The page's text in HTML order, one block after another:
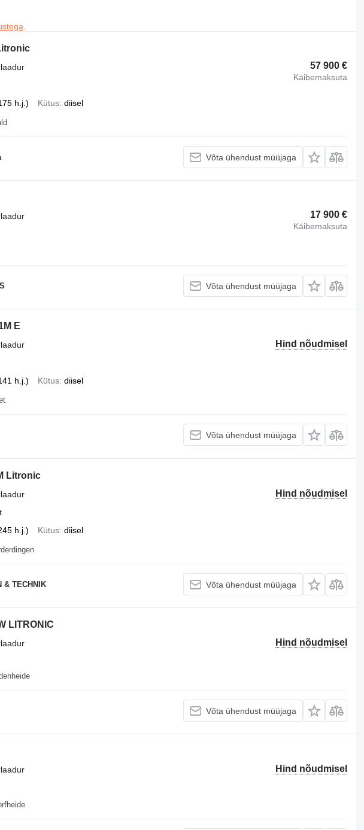
57 900 €
Käibemaksuta
h.j.) Kütus diisel
Võta ühendust müüjaga
17 900 €
Käibemaksuta
Võta ühendust müüjaga
E
Hind nõudmisel
h.j.) Kütus diisel
Võta ühendust müüjaga
Litronic
Hind nõudmisel
h.j.) Kütus diisel
& TECHNIK Võta ühendust müüjaga
LITRONIC
Hind nõudmisel
Võta ühendust müüjaga
Hind nõudmisel